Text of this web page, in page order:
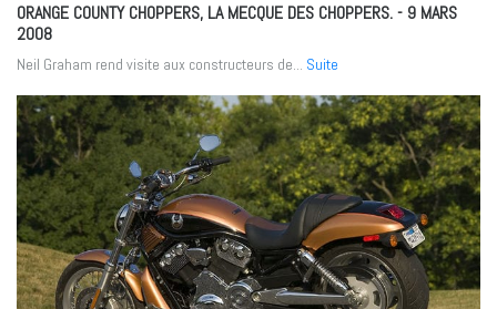
ORANGE COUNTY CHOPPERS, LA MECQUE DES CHOPPERS.- 9 MARS
2008
Neil Graham rend visite aux constructeurs de... Suite